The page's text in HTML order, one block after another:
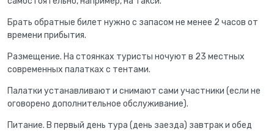
Брать обратные билет нужно с запасом не менее 2 часов от
времени прибытия.
Размещение. На стоянках туристы ночуют в 23 местных
современных палатках с тентами.
Палатки устанавливают и снимают сами участники (если не
оговорено дополнительное обслуживание).
Питание. В первый день тура (день заезда) завтрак и обед